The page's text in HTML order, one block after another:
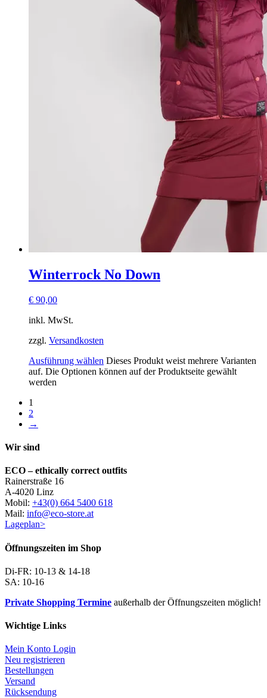
Winterrock No Down
€ 90,00
inkl. MwSt.
zzgl. Versandkosten
Ausführung wählen Dieses Produkt weist mehrere Varianten
auf. Die Optionen können auf der Produktseite gewählt
werden
1
2
→
Wir sind
ECO – ethically correct outfits
Rainerstraße 16
A-4020 Linz
Mobil: +43(0) 664 5400 618
Mail: info@eco-store.at
Lageplan>
Öffnungszeiten im Shop
Di-FR: 10-13 & 14-18
SA: 10-16
Private Shopping Termine außerhalb der Öffnungszeiten möglich!
Wichtige Links
Mein Konto Login
Neu registrieren
Bestellungen
Versand
Rücksendung